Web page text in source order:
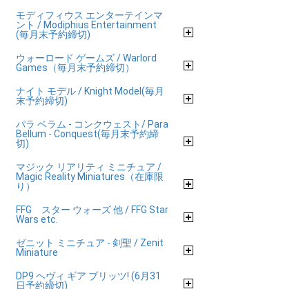
モディフィウス エンターテインマ
ント / Modiphius Entertainment
(毎月末予約締切)
ウォーロード ゲームズ / Warlord
Games（毎月末予約締切）
ナイト モデル / Knight Model(毎月
末予約締切)
パラ ベラム - コンクウェスト/ Para
Bellum - Conquest(毎月末予約締
切)
マジック リアリティ ミニチュア /
Magic Reality Miniatures（在庫限
り）
FFG スター ウォーズ 他 / FFG Star
Wars etc.
ゼニット ミニチュア - 剣聖 / Zenit
Miniature
DP9 ヘヴィ ギア ブリッツ! (6月31
日予約締切)